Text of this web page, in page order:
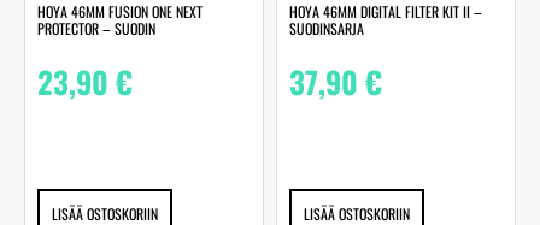
HOYA 46MM FUSION ONE NEXT
PROTECTOR – SUODIN
23,90€
LISÄÄ OSTOSKORIIN
HOYA 46MM DIGITAL FILTER KIT II –
SUODINSARJA
37,90€
LISÄÄ OSTOSKORIIN